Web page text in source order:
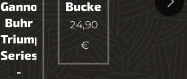
Gannon
Buhr
Triumph
Series
-
Buckets
24,90
€